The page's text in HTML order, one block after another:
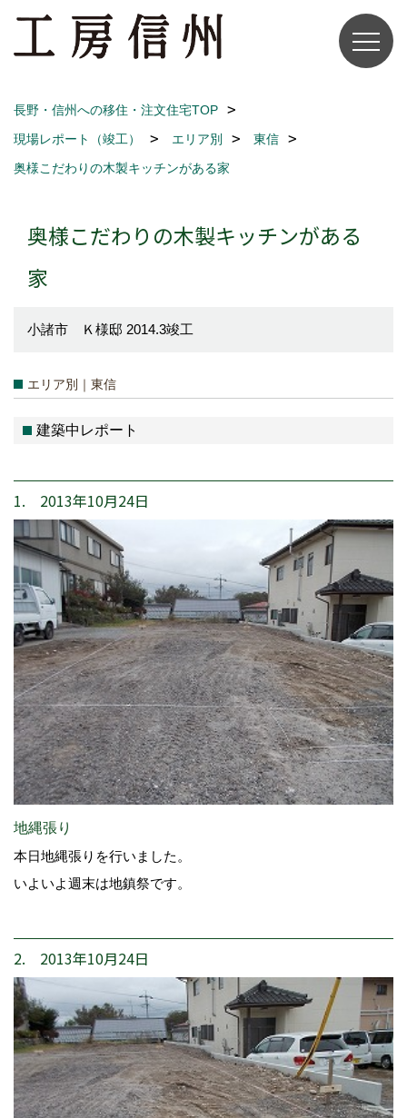
長野・信州への移住・注文住宅TOP
現場レポート（竣工）
エリア別
東信
奥様こだわりの木製キッチンがある家
奥様こだわりの木製キッチンがある
家
小諸市 Ｋ様邸 2014.3竣工
エリア別｜東信
建築中レポート
1. 2013年10月24日
地縄張り
本日地縄張りを行いました。
いよいよ週末は地鎮祭です。
2. 2013年10月24日